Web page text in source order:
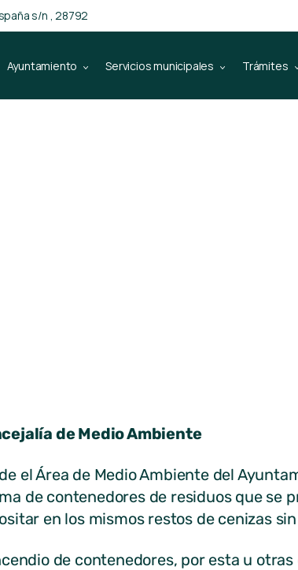
s/n , 28792
Ayuntamiento Servicios municipales Trámites
de Medio Ambiente
el Área de Medio Ambiente del
de contenedores de residuos que se
en los mismos restos de cenizas
de contenedores, por esta u